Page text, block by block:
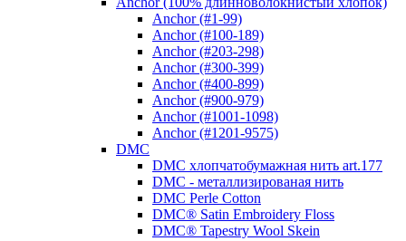
Anchor (#1-99)
Anchor (#100-189)
Anchor (#203-298)
Anchor (#300-399)
Anchor (#400-899)
Anchor (#900-979)
Anchor (#1001-1098)
Anchor (#1201-9575)
DMC
DMC хлопчатобумажная нить art.177
DMC - металлизированая нить
DMC Perle Cotton
DMC® Satin Embroidery Floss
DMC® Tapestry Wool Skein